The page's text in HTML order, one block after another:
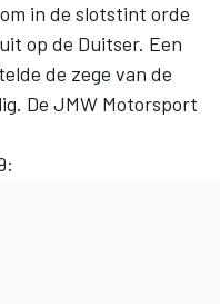
in de slotstint orde
op de Duitser. Een
de zege van de
De JMW Motorsport